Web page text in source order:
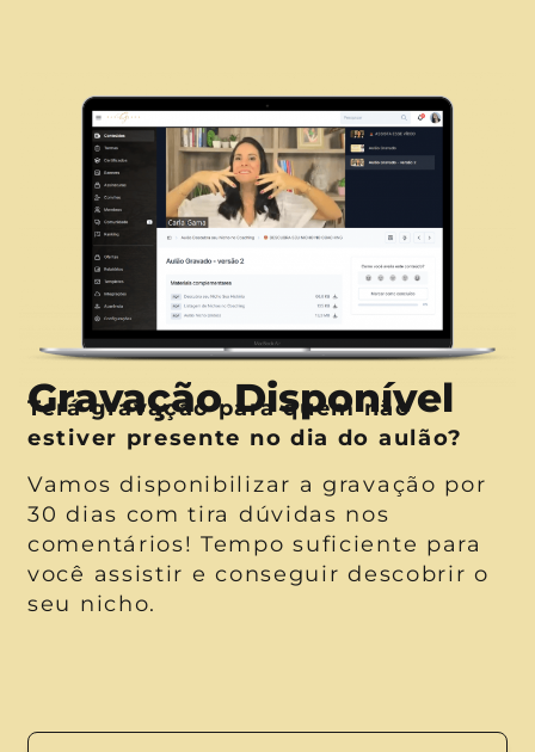
Gravação Disponível
Terá gravação para quem não
estiver presente no dia do aulão?
Vamos disponibilizar a gravação por
30 dias com tira dúvidas nos
comentários! Tempo suficiente para
você assistir e conseguir descobrir o
seu nicho.